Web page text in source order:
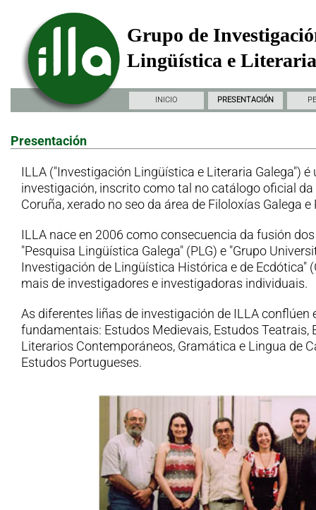
Grupo de
Lingüística e
INICIO PRESENTACIÓN
Presentación
ILLA ("Investigación Lingüística e Literaria Galega") é
investigación, inscrito como tal no catálogo oficial da
Coruña, xerado no seo da área de Filoloxías Galega e
ILLA nace en 2006 como consecuencia da fusión
"Pesquisa Lingüística Galega" (PLG) e "Grupo
Investigación de Lingüística Histórica e de Ecdótica"
mais de investigadores e investigadoras individuais.
As diferentes liñas de investigación de ILLA conflúen
fundamentais: Estudos Medievais, Estudos Teatrais,
Literarios Contemporáneos, Gramática e Lingua de
Estudos Portugueses.